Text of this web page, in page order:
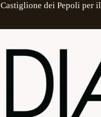
Castiglione dei Pepoli per